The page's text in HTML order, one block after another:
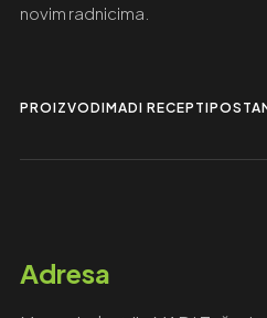
novim radnicima.
PROIZVODIMADI RECEPTI
Adresa